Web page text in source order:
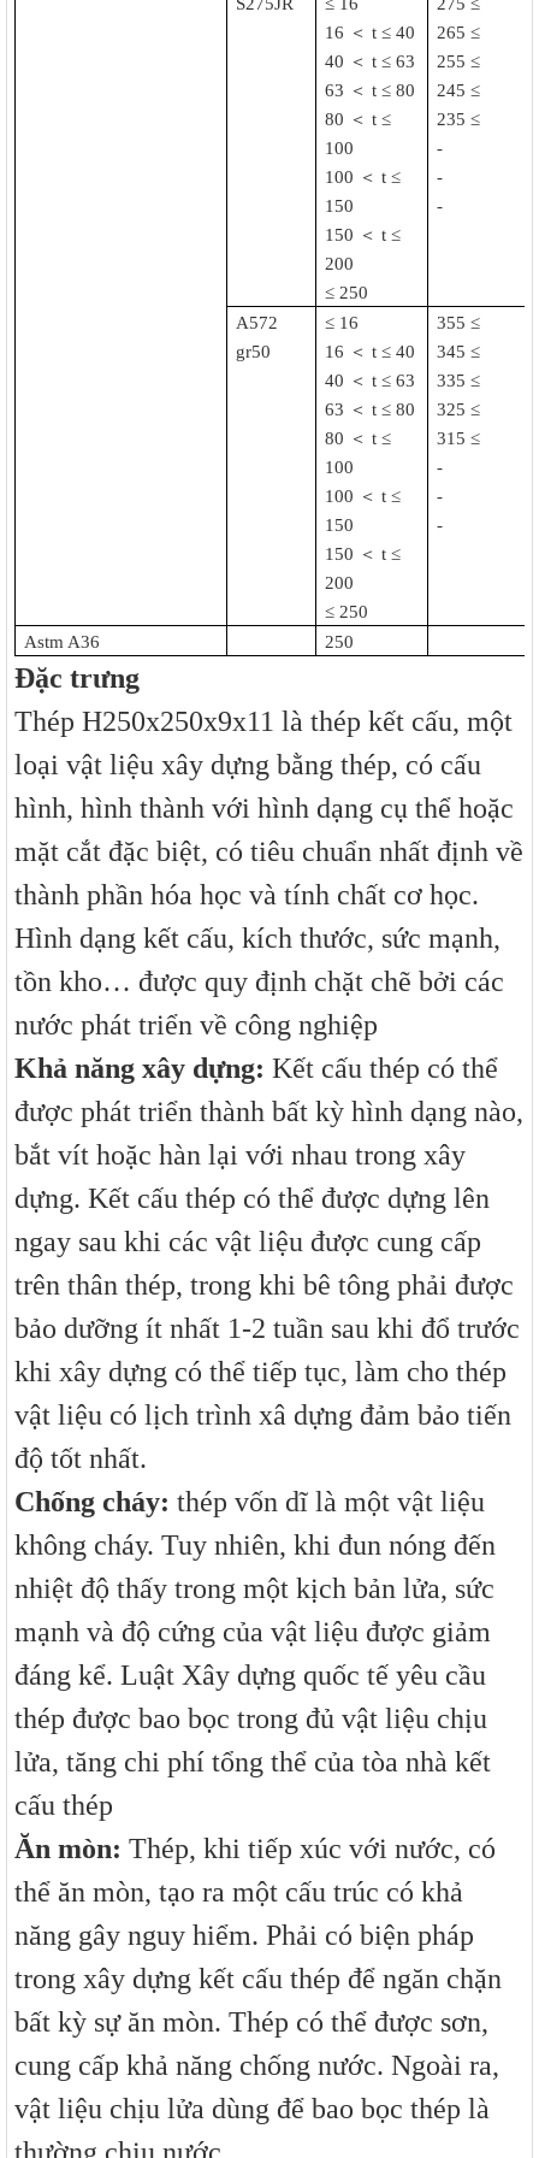
16 ＜ t ≤ 40
40 ＜ t ≤ 63
63 ＜ t ≤ 80
80 ＜ t ≤
100
100 ＜ t ≤
150
150 ＜ t ≤
200
≤ 250
265 ≤
255 ≤
245 ≤
235 ≤
-
-
-
A572
gr50
≤ 16
16 ＜ t ≤ 40
40 ＜ t ≤ 63
63 ＜ t ≤ 80
80 ＜ t ≤
100
100 ＜ t ≤
150
150 ＜ t ≤
200
≤ 250
355 ≤
345 ≤
335 ≤
325 ≤
315 ≤
-
-
-
Astm A36 250
Đặc trưng
Thép H250x250x9x11 là thép kết cấu, một
loại vật liệu xây dựng bằng thép, có cấu
hình, hình thành với hình dạng cụ thể hoặc
mặt cắt đặc biệt, có tiêu chuẩn nhất định về
thành phần hóa học và tính chất cơ học.
Hình dạng kết cấu, kích thước, sức mạnh,
tồn kho… được quy định chặt chẽ bởi các
nước phát triển về công nghiệp
Khả năng xây dựng: Kết cấu thép có thể
được phát triển thành bất kỳ hình dạng nào,
bắt vít hoặc hàn lại với nhau trong xây
dựng. Kết cấu thép có thể được dựng lên
ngay sau khi các vật liệu được cung cấp
trên thân thép, trong khi bê tông phải được
bảo dưỡng ít nhất 1-2 tuần sau khi đổ trước
khi xây dựng có thể tiếp tục, làm cho thép
vật liệu có lịch trình xâ dựng đảm bảo tiến
độ tốt nhất.
Chống cháy: thép vốn dĩ là một vật liệu
không cháy. Tuy nhiên, khi đun nóng đến
nhiệt độ thấy trong một kịch bản lửa, sức
mạnh và độ cứng của vật liệu được giảm
đáng kể. Luật Xây dựng quốc tế yêu cầu
thép được bao bọc trong đủ vật liệu chịu
lửa, tăng chi phí tổng thể của tòa nhà kết
cấu thép
Ăn mòn: Thép, khi tiếp xúc với nước, có
thể ăn mòn, tạo ra một cấu trúc có khả
năng gây nguy hiểm. Phải có biện pháp
trong xây dựng kết cấu thép để ngăn chặn
bất kỳ sự ăn mòn. Thép có thể được sơn,
cung cấp khả năng chống nước. Ngoài ra,
vật liệu chịu lửa dùng để bao bọc thép là